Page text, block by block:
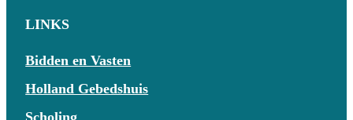
LINKS
Bidden en Vasten
Holland Gebedshuis